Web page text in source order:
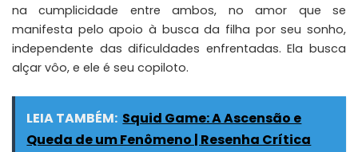
na cumplicidade entre ambos, no amor que se
manifesta pelo apoio à busca da filha por seu sonho,
independente das dificuldades enfrentadas. Ela busca
alçar vôo, e ele é seu copiloto.
LEIA TAMBÉM: Squid Game: A Ascensão e
Queda de um Fenômeno | Resenha Crítica